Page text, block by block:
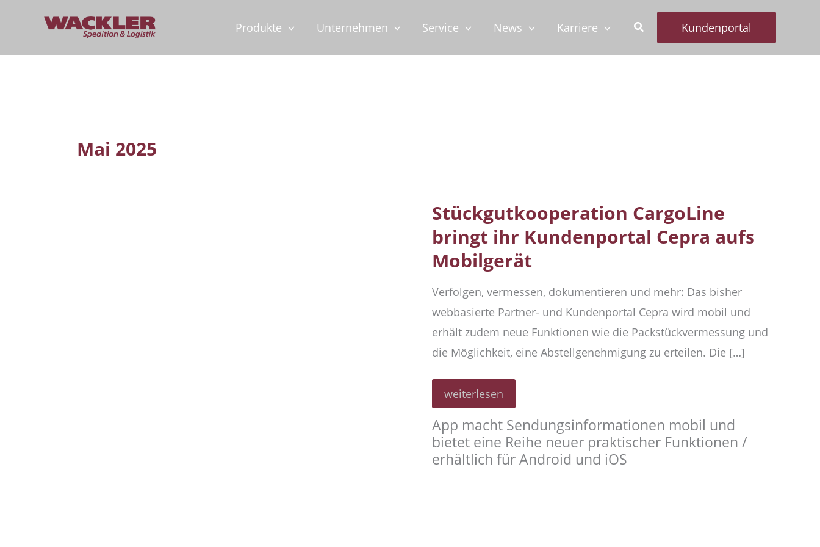
Produkte Unternehmen Service News Karriere Kundenportal
Mai 2025
Stückgutkooperation CargoLine
bringt ihr Kundenportal Cepra aufs
Mobilgerät
Verfolgen, vermessen, dokumentieren und mehr: Das bisher
webbasierte Partner- und Kundenportal Cepra wird mobil und
erhält zudem neue Funktionen wie die Packstückvermessung und
die Möglichkeit, eine Abstellgenehmigung zu erteilen. Die […]
Stückgutkooperation
ihr
Kundenportal
Cepra
aufs
weiterlesen
App macht Sendungsinformationen mobil und
bietet eine Reihe neuer praktischer Funktionen /
erhältlich für Android und iOS